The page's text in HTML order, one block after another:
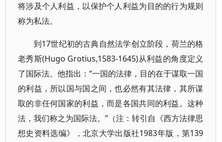
将涉及个人利益，以保护个人利益为目的的行为规则
称为私法。
到17世纪初的古典自然法学创立阶段，荷兰的格
老秀斯(Hugo Grotius,1583-1645)从利益的角度定义
了国际法。他指出：“一国的法律，目的在于谋取一国
的利益，所以国与国之间，也必然有其法律，其所谋
取的非任何国家的利益，而是各国共同的利益。这种
法，我们称之为国际法。”（注：转引自《西方法律思
想史资料选编》，北京大学出版社1983年版，第139